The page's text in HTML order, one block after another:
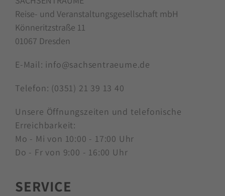
Reise- und Veranstaltungsgesellschaft mbH
Könneritzstraße 11
01067 Dresden
E-Mail: info@sachsentraeume.de
Telefon: (0351) 21 39 13 40
Unsere Öffnungszeiten und telefonische
Erreichbarkeit:
Mo - Mi von 10:00 - 17:00 Uhr
Do - Fr von 9:00 - 16:00 Uhr
SERVICE